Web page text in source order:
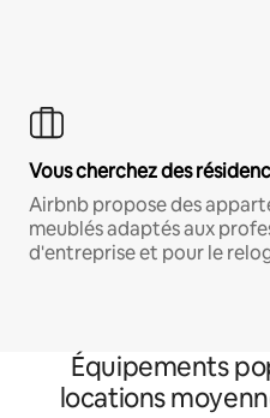
Vous cherchez des
Airbnb propose des
meublés adaptés aux
d'entreprise et pour le
Équipements
locations